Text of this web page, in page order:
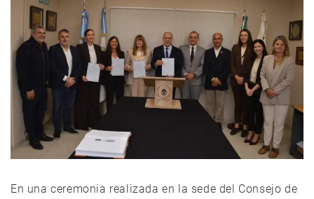
En una ceremonia realizada en la sede del Consejo de